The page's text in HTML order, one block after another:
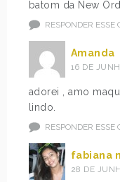
batom da New
RESPONDER ESSE
Amanda
16 DE
adorei , amo
lindo.
RESPONDER ESSE
fabiana
28 DE